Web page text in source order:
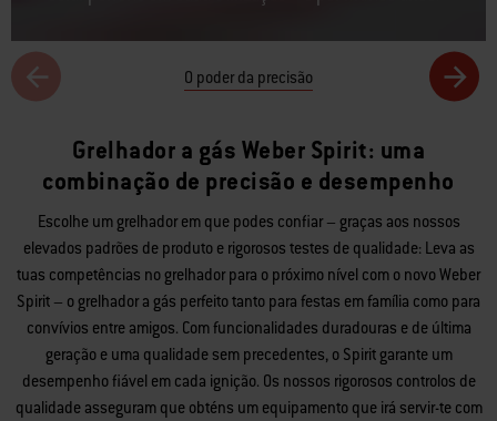
O poder da precisão
Grelhador a gás Weber Spirit: uma
combinação de precisão e desempenho
Escolhe um grelhador em que podes confiar – graças aos nossos
elevados padrões de produto e rigorosos testes de qualidade: Leva as
tuas competências no grelhador para o próximo nível com o novo Weber
Spirit – o grelhador a gás perfeito tanto para festas em família como para
convívios entre amigos. Com funcionalidades duradouras e de última
geração e uma qualidade sem precedentes, o Spirit garante um
desempenho fiável em cada ignição. Os nossos rigorosos controlos de
qualidade asseguram que obténs um equipamento que irá servir-te com